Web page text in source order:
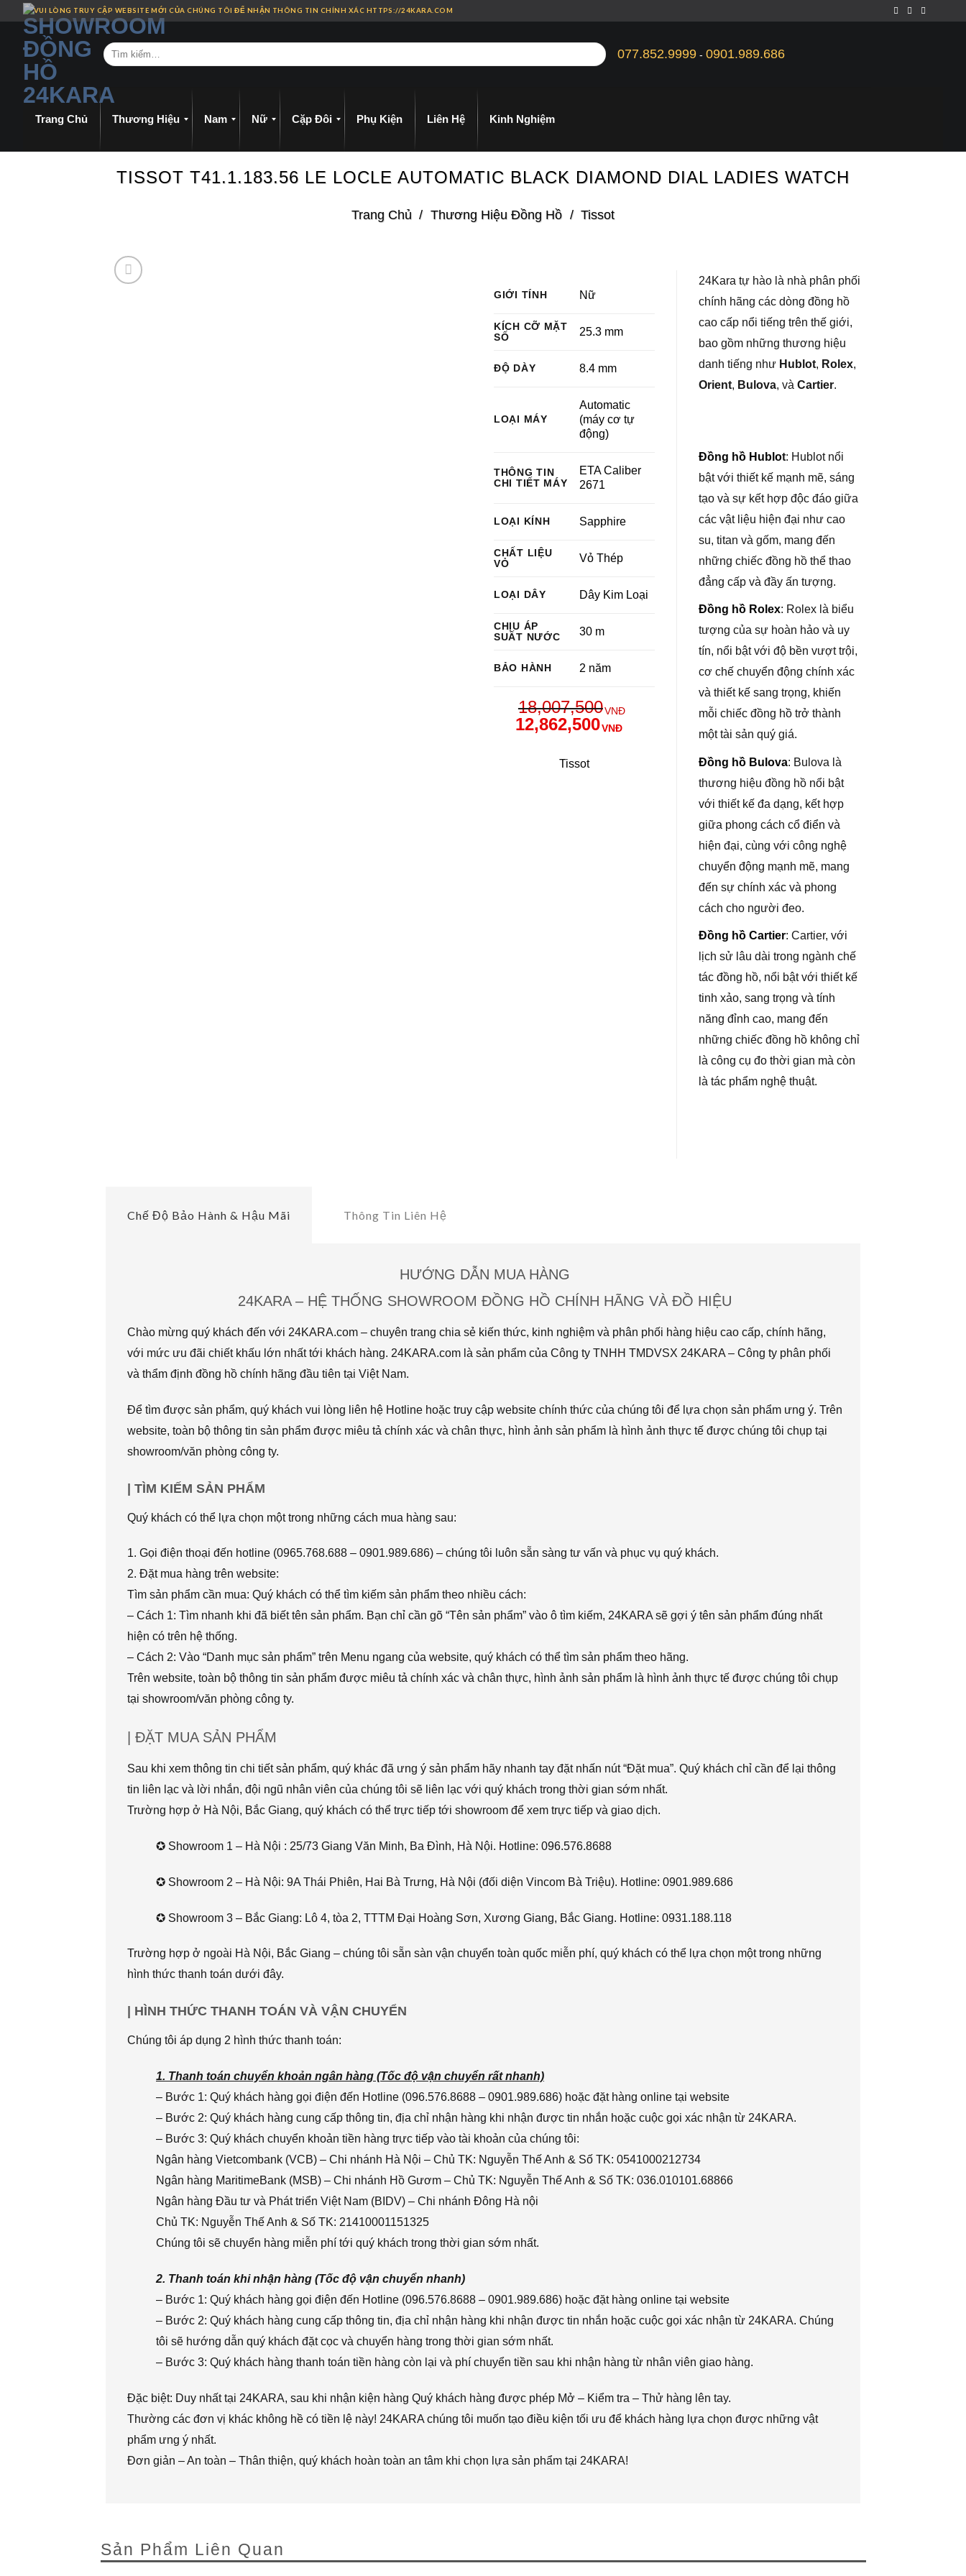
content
VUI LÒNG TRUY CẬP WEBSITE MỚI CỦA CHÚNG TÔI ĐỂ NHẬN THÔNG TIN CHÍNH XÁC HTTPS://24KARA.COM
077.852.9999- 0901.989.686
Trang Chủ Thương Hiệu Nam Nữ Cặp Đôi Phụ Kiện Liên Hệ Kinh Nghiệm
TISSOT T41.1.183.56 LE LOCLE AUTOMATIC BLACK DIAMOND DIAL LADIES WATCH
Trang Chủ / Thương Hiệu Đồng Hồ / Tissot
GIỚI TÍNH Nữ
KÍCH CỠ MẶT
SỐ
25.3 mm
ĐỘ DÀY 8.4 mm
LOẠI MÁY
Automatic
(máy cơ tự
động)
THÔNG TIN
CHI TIẾT MÁY
ETA Caliber
2671
LOẠI KÍNH Sapphire
CHẤT LIỆU
VỎ
Vỏ Thép
LOẠI DÂY Dây Kim Loại
CHỊU ÁP
SUẤT NƯỚC
30 m
BẢO HÀNH 2 năm
18,007,500VNĐ
12,862,500VNĐ
Tissot
24Kara tự hào là nhà phân phối
chính hãng các dòng đồng hồ
cao cấp nổi tiếng trên thế giới,
bao gồm những thương hiệu
danh tiếng như Hublot, Rolex,
Orient, Bulova, và Cartier.
Đồng hồ Hublot: Hublot nổi
bật với thiết kế mạnh mẽ, sáng
tạo và sự kết hợp độc đáo giữa
các vật liệu hiện đại như cao
su, titan và gốm, mang đến
những chiếc đồng hồ thể thao
đẳng cấp và đầy ấn tượng.
Đồng hồ Rolex: Rolex là biểu
tượng của sự hoàn hảo và uy
tín, nổi bật với độ bền vượt trội,
cơ chế chuyển động chính xác
và thiết kế sang trọng, khiến
mỗi chiếc đồng hồ trở thành
một tài sản quý giá.
Đồng hồ Bulova: Bulova là
thương hiệu đồng hồ nổi bật
với thiết kế đa dạng, kết hợp
giữa phong cách cổ điển và
hiện đại, cùng với công nghệ
chuyển động mạnh mẽ, mang
đến sự chính xác và phong
cách cho người đeo.
Đồng hồ Cartier: Cartier, với
lịch sử lâu dài trong ngành chế
tác đồng hồ, nổi bật với thiết kế
tinh xảo, sang trọng và tính
năng đỉnh cao, mang đến
những chiếc đồng hồ không chỉ
là công cụ đo thời gian mà còn
là tác phẩm nghệ thuật.
Chế Độ Bảo Hành & Hậu Mãi Thông Tin Liên Hệ
HƯỚNG DẪN MUA HÀNG
24KARA – HỆ THỐNG SHOWROOM ĐỒNG HỒ CHÍNH HÃNG VÀ ĐỒ HIỆU
Chào mừng quý khách đến với 24KARA.com – chuyên trang chia sẻ kiến thức, kinh nghiệm và phân phối hàng hiệu cao cấp, chính hãng,
với mức ưu đãi chiết khấu lớn nhất tới khách hàng. 24KARA.com là sản phẩm của Công ty TNHH TMDVSX 24KARA – Công ty phân phối
và thẩm định đồng hồ chính hãng đầu tiên tại Việt Nam.
Để tìm được sản phẩm, quý khách vui lòng liên hệ Hotline hoặc truy cập website chính thức của chúng tôi để lựa chọn sản phẩm ưng ý. Trên
website, toàn bộ thông tin sản phẩm được miêu tả chính xác và chân thực, hình ảnh sản phẩm là hình ảnh thực tế được chúng tôi chụp tại
showroom/văn phòng công ty.
| TÌM KIẾM SẢN PHẨM
Quý khách có thể lựa chọn một trong những cách mua hàng sau:
1. Gọi điện thoại đến hotline (0965.768.688 – 0901.989.686) – chúng tôi luôn sẵn sàng tư vấn và phục vụ quý khách.
2. Đặt mua hàng trên website:
Tìm sản phẩm cần mua: Quý khách có thể tìm kiếm sản phẩm theo nhiều cách:
– Cách 1: Tìm nhanh khi đã biết tên sản phẩm. Bạn chỉ cần gõ “Tên sản phẩm” vào ô tìm kiếm, 24KARA sẽ gợi ý tên sản phẩm đúng nhất
hiện có trên hệ thống.
– Cách 2: Vào “Danh mục sản phẩm” trên Menu ngang của website, quý khách có thể tìm sản phẩm theo hãng.
Trên website, toàn bộ thông tin sản phẩm được miêu tả chính xác và chân thực, hình ảnh sản phẩm là hình ảnh thực tế được chúng tôi chụp
tại showroom/văn phòng công ty.
| ĐẶT MUA SẢN PHẨM
Sau khi xem thông tin chi tiết sản phẩm, quý khác đã ưng ý sản phẩm hãy nhanh tay đặt nhấn nút “Đặt mua”. Quý khách chỉ cần để lại thông
tin liên lạc và lời nhắn, đội ngũ nhân viên của chúng tôi sẽ liên lạc với quý khách trong thời gian sớm nhất.
Trường hợp ở Hà Nội, Bắc Giang, quý khách có thể trực tiếp tới showroom để xem trực tiếp và giao dịch.
✪ Showroom 1 – Hà Nội : 25/73 Giang Văn Minh, Ba Đình, Hà Nội. Hotline: 096.576.8688
✪ Showroom 2 – Hà Nội: 9A Thái Phiên, Hai Bà Trưng, Hà Nội (đối diện Vincom Bà Triệu). Hotline: 0901.989.686
✪ Showroom 3 – Bắc Giang: Lô 4, tòa 2, TTTM Đại Hoàng Sơn, Xương Giang, Bắc Giang. Hotline: 0931.188.118
Trường hợp ở ngoài Hà Nội, Bắc Giang – chúng tôi sẵn sàn vận chuyển toàn quốc miễn phí, quý khách có thể lựa chọn một trong những
hình thức thanh toán dưới đây.
| HÌNH THỨC THANH TOÁN VÀ VẬN CHUYỂN
Chúng tôi áp dụng 2 hình thức thanh toán:
1. Thanh toán chuyển khoản ngân hàng (Tốc độ vận chuyển rất nhanh)
– Bước 1: Quý khách hàng gọi điện đến Hotline (096.576.8688 – 0901.989.686) hoặc đặt hàng online tại website
– Bước 2: Quý khách hàng cung cấp thông tin, địa chỉ nhận hàng khi nhận được tin nhắn hoặc cuộc gọi xác nhận từ 24KARA.
– Bước 3: Quý khách chuyển khoản tiền hàng trực tiếp vào tài khoản của chúng tôi:
Ngân hàng Vietcombank (VCB) – Chi nhánh Hà Nội – Chủ TK: Nguyễn Thế Anh & Số TK: 0541000212734
Ngân hàng MaritimeBank (MSB) – Chi nhánh Hồ Gươm – Chủ TK: Nguyễn Thế Anh & Số TK: 036.010101.68866
Ngân hàng Đầu tư và Phát triển Việt Nam (BIDV) – Chi nhánh Đông Hà nội
Chủ TK: Nguyễn Thế Anh & Số TK: 21410001151325
Chúng tôi sẽ chuyển hàng miễn phí tới quý khách trong thời gian sớm nhất.
2. Thanh toán khi nhận hàng (Tốc độ vận chuyển nhanh)
– Bước 1: Quý khách hàng gọi điện đến Hotline (096.576.8688 – 0901.989.686) hoặc đặt hàng online tại website
– Bước 2: Quý khách hàng cung cấp thông tin, địa chỉ nhận hàng khi nhận được tin nhắn hoặc cuộc gọi xác nhận từ 24KARA. Chúng
tôi sẽ hướng dẫn quý khách đặt cọc và chuyển hàng trong thời gian sớm nhất.
– Bước 3: Quý khách hàng thanh toán tiền hàng còn lại và phí chuyển tiền sau khi nhận hàng từ nhân viên giao hàng.
Đặc biệt: Duy nhất tại 24KARA, sau khi nhận kiện hàng Quý khách hàng được phép Mở – Kiểm tra – Thử hàng lên tay.
Thường các đơn vị khác không hề có tiền lệ này! 24KARA chúng tôi muốn tạo điều kiện tối ưu để khách hàng lựa chọn được những vật
phẩm ưng ý nhất.
Đơn giản – An toàn – Thân thiện, quý khách hoàn toàn an tâm khi chọn lựa sản phẩm tại 24KARA!
Sản Phẩm Liên Quan